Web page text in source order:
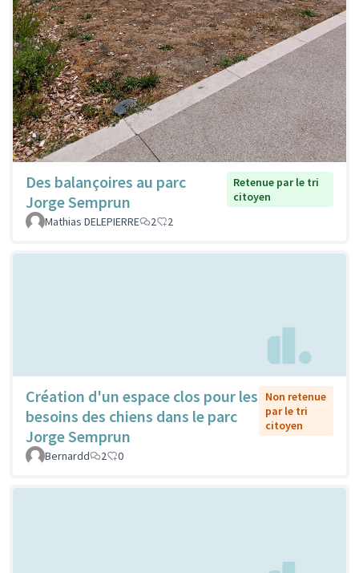
Des balançoires au parc
Jorge Semprun
Retenue par le tri
citoyen
Mathias DELEPIERRE
2 2
Création d'un espace clos pour les
besoins des chiens dans le parc
Jorge Semprun
Non retenue
par le tri
citoyen
Bernardd 2 0